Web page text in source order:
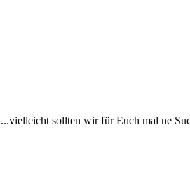
sollten wir für Euch mal ne